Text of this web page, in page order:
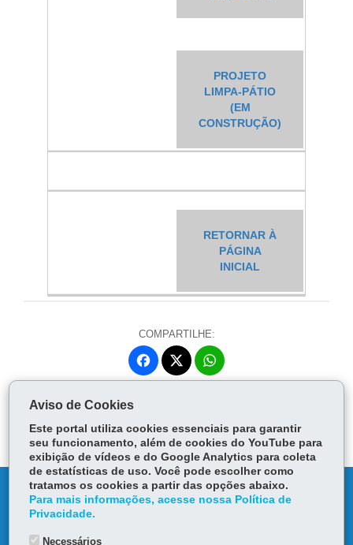
PROJETO
LIMPA-PÁTIO
(EM
CONSTRUÇÃO)
RETORNAR À
PÁGINA
INICIAL
COMPARTILHE:
Fa
ce
er
ha
p
Voltar
DENUNCIE CORRUPÇÃO
Aviso de Cookies
Este portal utiliza cookies essenciais para garantir
seu funcionamento, além de cookies do YouTube para
exibição de vídeos e do Google Analytics para coleta
de estatísticas de uso. Você pode escolher como
tratamos os cookies a partir das opções abaixo.
Para mais informações, acesse nossa Política de
Privacidade.
Necessários